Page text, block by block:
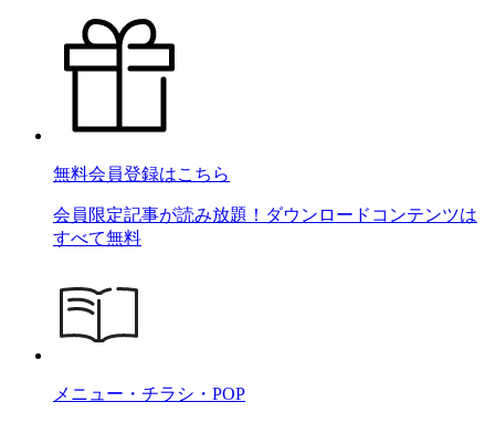
無料会員登録はこちら
会員限定記事が読み放題！ダウンロードコンテンツは
すべて無料
メニュー・チラシ・POP